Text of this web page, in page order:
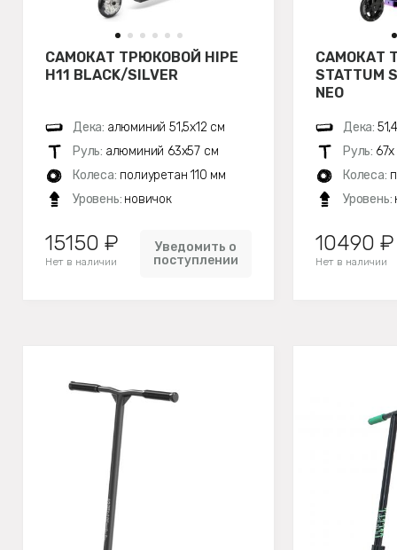
САМОКАТ ТРЮКОВОЙ HIPE
H11 BLACK/SILVER
Дека: алюминий 51,5х12 см
Руль: алюминий 63х57 см
Колеса: полиуретан 110 мм
Уровень: новичок
15150 ₽
Нет в наличии
Уведомить о
поступлении
САМОКАТ
STATTUM
NEO
Дека:
Руль:
Колеса:
Уровень:
10490 ₽
Нет в наличии